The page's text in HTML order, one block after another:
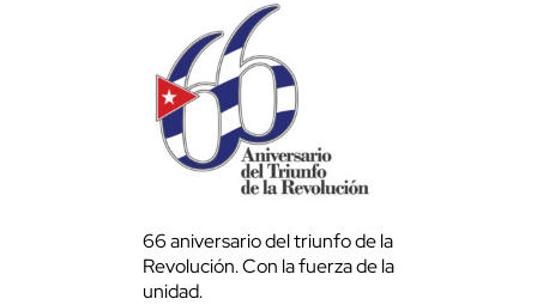
66 aniversario del triunfo de la
Revolución. Con la fuerza de la
unidad.